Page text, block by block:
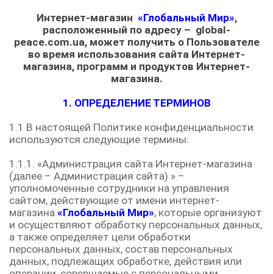
Интернет-магазин «Глобальный Мир»,
расположенный по адресу – global-
peace.com.ua, может получить о Пользователе
во время использования сайта Интернет-
магазина, программ и продуктов Интернет-
магазина.
1. ОПРЕДЕЛЕНИЕ ТЕРМИНОВ
1.1 В настоящей Политике конфиденциальности
используются следующие термины:
1.1.1. «Администрация сайта Интернет-магазина
(далее – Администрация сайта) » –
уполномоченные сотрудники на управления
сайтом, действующие от имени интернет-
магазина «Глобальный Мир», которые организуют
и осуществляют обработку персональных данных,
а также определяет цели обработки
персональных данных, состав персональных
данных, подлежащих обработке, действия или